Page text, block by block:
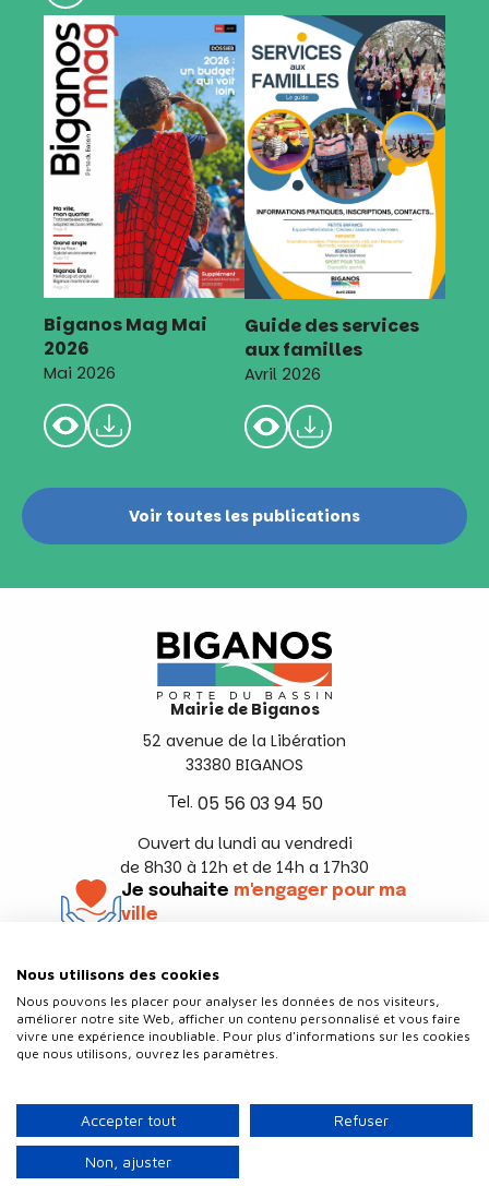
Biganos Mag Mai
2026
Mai 2026
Guide des services
aux familles
Avril 2026
Voir toutes les publications
Mairie de Biganos
52 avenue de la Libération
33380 BIGANOS
Tel. 05 56 03 94 50
Ouvert du lundi au vendredi
de 8h30 à 12h et de 14h a 17h30
Je souhaite m'engager pour ma
ville
Politique de confidentialité
Plan du site
Nous utilisons des cookies
Nous pouvons les placer pour analyser les données de nos visiteurs,
améliorer notre site Web, afficher un contenu personnalisé et vous faire
vivre une expérience inoubliable. Pour plus d'informations sur les cookies
que nous utilisons, ouvrez les paramètres.
Accepter tout Refuser
Non, ajuster